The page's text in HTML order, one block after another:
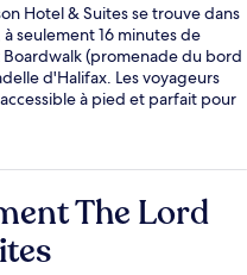
Hotel & Suites se trouve dans
seulement 16 minutes de
(promenade du bord
d'Halifax. Les voyageurs
à pied et parfait pour
The Lord